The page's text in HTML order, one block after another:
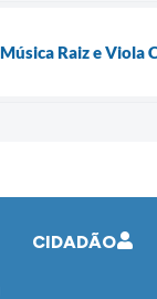
Raiz e Viola
CIDADÃO